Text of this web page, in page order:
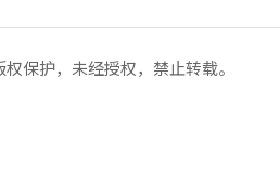
保护，未经授权，禁止转载。